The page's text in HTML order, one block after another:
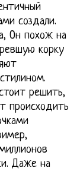
создали.
Он похож на
корку
решить,
происходить
Даже на